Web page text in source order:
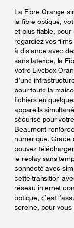
La Fibre Orange
la fibre optique,
et plus fiable, pour
regardiez vos
à distance avec
sans latence, la
Votre Livebox
d’une
pour toute la
fichiers en
appareils
sécurisé pour
Beaumont
numérique. Grâce
pouvez
le replay sans
connecté avec
cette transition
réseau internet
optique, c’est
sereine, pour vous